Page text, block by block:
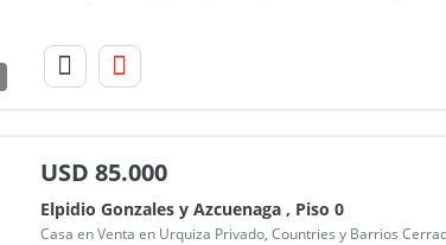
USD 85.000
Elpidio Gonzales y Azcuenaga , Piso 0
Casa en Venta en Urquiza Privado, Countries y Barrios